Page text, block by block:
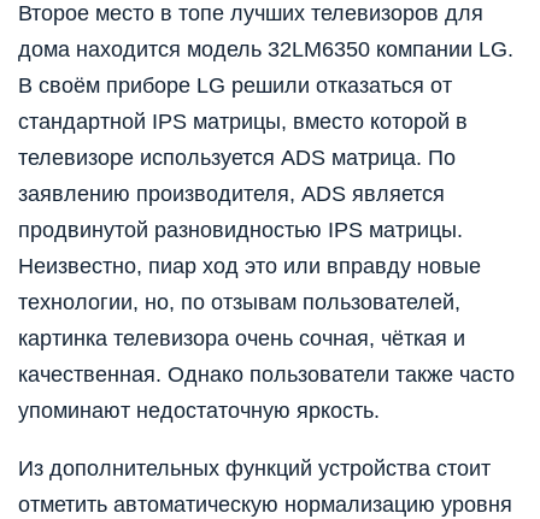
Второе место в топе лучших телевизоров для
дома находится модель 32LM6350 компании LG.
В своём приборе LG решили отказаться от
стандартной IPS матрицы, вместо которой в
телевизоре используется ADS матрица. По
заявлению производителя, ADS является
продвинутой разновидностью IPS матрицы.
Неизвестно, пиар ход это или вправду новые
технологии, но, по отзывам пользователей,
картинка телевизора очень сочная, чёткая и
качественная. Однако пользователи также часто
упоминают недостаточную яркость.
Из дополнительных функций устройства стоит
отметить автоматическую нормализацию уровня